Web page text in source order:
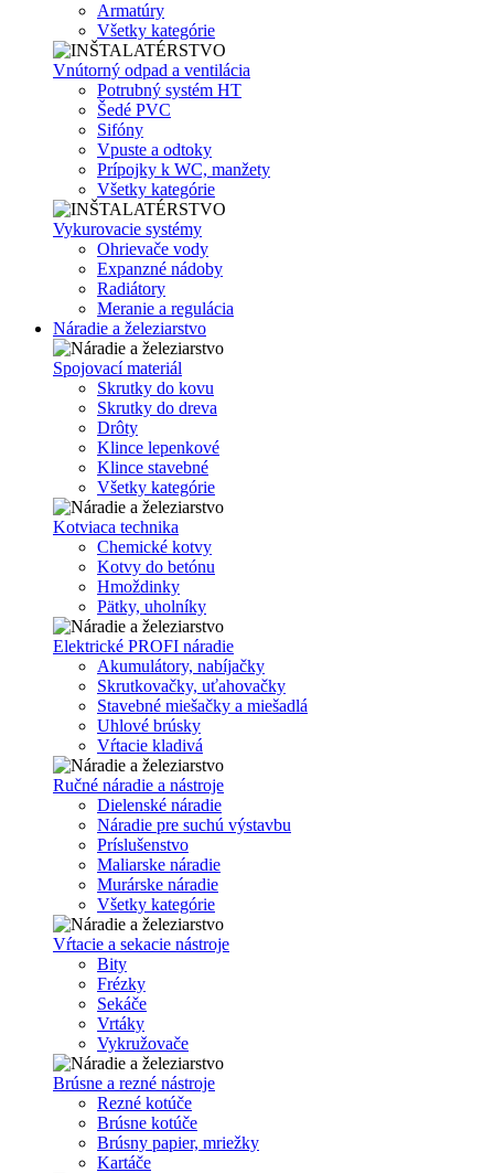
Armatúry
Všetky kategórie
Vnútorný odpad a ventilácia
Potrubný systém HT
Šedé PVC
Sifóny
Vpuste a odtoky
Prípojky k WC, manžety
Všetky kategórie
Vykurovacie systémy
Ohrievače vody
Expanzné nádoby
Radiátory
Meranie a regulácia
Náradie a železiarstvo
Spojovací materiál
Skrutky do kovu
Skrutky do dreva
Drôty
Klince lepenkové
Klince stavebné
Všetky kategórie
Kotviaca technika
Chemické kotvy
Kotvy do betónu
Hmoždinky
Pätky, uholníky
Elektrické PROFI náradie
Akumulátory, nabíjačky
Skrutkovačky, uťahovačky
Stavebné miešačky a miešadlá
Uhlové brúsky
Vŕtacie kladivá
Ručné náradie a nástroje
Dielenské náradie
Náradie pre suchú výstavbu
Príslušenstvo
Maliarske náradie
Murárske náradie
Všetky kategórie
Vŕtacie a sekacie nástroje
Bity
Frézky
Sekáče
Vrtáky
Vykružovače
Brúsne a rezné nástroje
Rezné kotúče
Brúsne kotúče
Brúsny papier, mriežky
Kartáče